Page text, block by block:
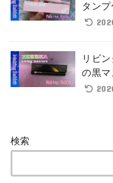
タン
リビ
の黒
検索